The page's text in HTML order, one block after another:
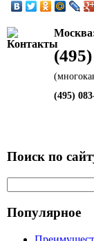
(495)
Поиск по
Популярное